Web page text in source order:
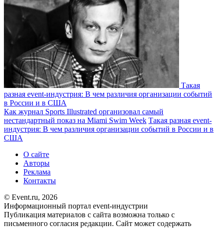
Такая
разная event-индустрия: В чем различия организации событий
в России и в США
Как журнал Sports Illustrated организовал самый
нестандартный показ на Miami Swim Week Такая разная event-
индустрия: В чем различия организации событий в России и в
США
О сайте
Авторы
Реклама
Контакты
© Event.ru, 2026
Информационный портал event-индустрии
Публикация материалов с сайта возможна только с
письменного согласия редакции. Сайт может содержать